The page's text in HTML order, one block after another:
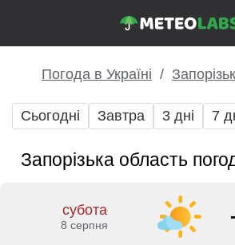
Погода в Україні
Сьогодні Завтра 3 дні 7
Запорізька область
субота
8 серпня